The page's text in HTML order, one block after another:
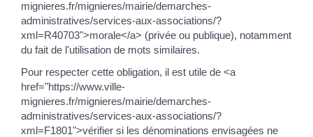
mignieres.fr/mignieres/mairie/demarches-
administratives/services-aux-associations/?
xml=R40703">morale</a> (privée ou publique), notamment
du fait de l'utilisation de mots similaires.
Pour respecter cette obligation, il est utile de <a
href="https://www.ville-
mignieres.fr/mignieres/mairie/demarches-
administratives/services-aux-associations/?
xml=F1801">vérifier si les dénominations envisagées ne